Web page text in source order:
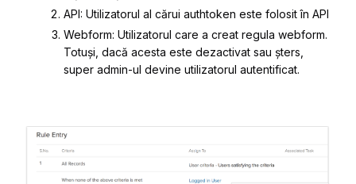
API: Utilizatorul al cărui authtoken este folosit în API
Webform: Utilizatorul care a creat regula webform.
Totuși, dacă acesta este dezactivat sau șters,
super admin-ul devine utilizatorul autentificat.